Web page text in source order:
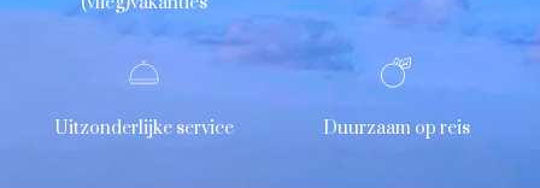
Uitzonderlijke service Duurzaam op reis